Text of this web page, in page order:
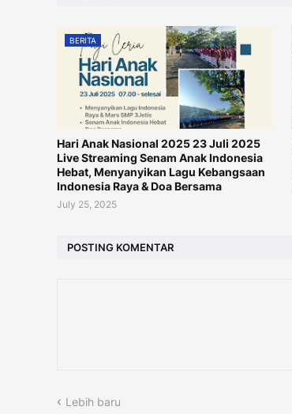
BERITA
Hari Anak Nasional 2025 23 Juli 2025
Live Streaming Senam Anak Indonesia
Hebat, Menyanyikan Lagu Kebangsaan
Indonesia Raya & Doa Bersama
July 25, 2025
POSTING KOMENTAR
Lebih baru